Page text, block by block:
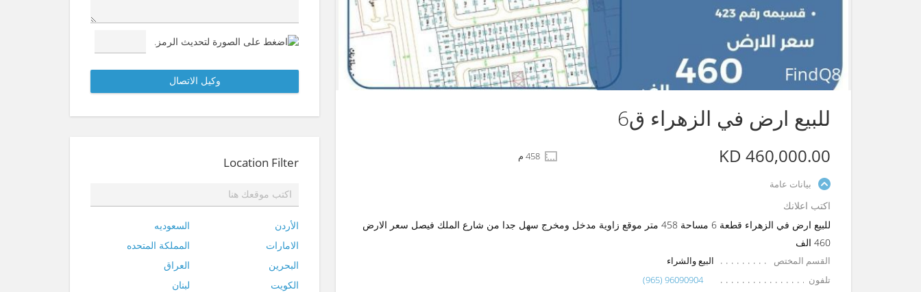
Location Filter
الأردن
السعوديه
الامارات
المملكة المتحده
البحرين
العراق
الكويت
لبنان
للبيع ارض في الزهراء ق6
KD 460,000.00 458 م
بيانات عامة
اكتب اعلانك
للبيع ارض في الزهراء قطعة 6 مساحة 458 متر موقع زاوية مدخل ومخرج سهل جدا من شارع الملك فيصل سعر الارض
460 الف
القسم المختص
البيع والشراء
تلفون
(965) 96090904